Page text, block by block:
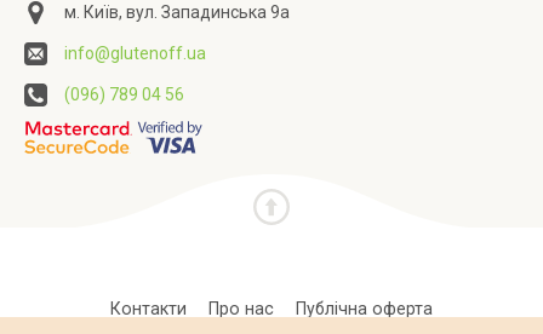
м. Київ, вул. Западинська 9а
info@glutenoff.ua
(096) 789 04 56
Контакти Про нас Публічна оферта